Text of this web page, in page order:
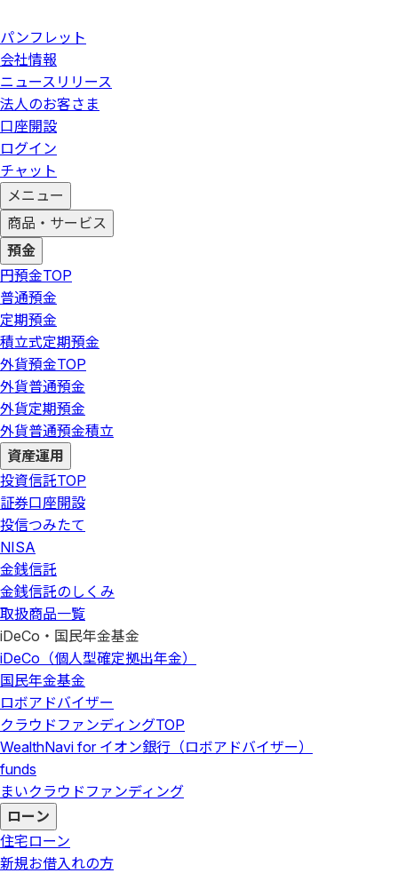
パンフレット
会社情報
ニュースリリース
法人のお客さま
口座開設
ログイン
チャット
メニュー
商品・サービス
預金
円預金TOP
普通預金
定期預金
積立式定期預金
外貨預金TOP
外貨普通預金
外貨定期預金
外貨普通預金積立
資産運用
投資信託TOP
証券口座開設
投信つみたて
NISA
金銭信託
金銭信託のしくみ
取扱商品一覧
iDeCo・国民年金基金
iDeCo（個人型確定拠出年金）
国民年金基金
ロボアドバイザー
クラウドファンディングTOP
WealthNavi for イオン銀行（ロボアドバイザー）
funds
まいクラウドファンディング
ローン
住宅ローン
新規お借入れの方